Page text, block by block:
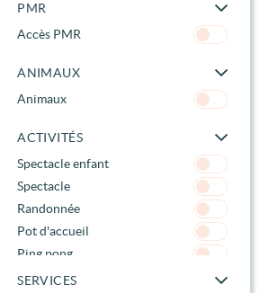
PMR
Accès PMR
ANIMAUX
Animaux
ACTIVITÉS
Spectacle enfant
Spectacle
Randonnée
Pot d'accueil
Ping pong
Terrain Multisport
SERVICES